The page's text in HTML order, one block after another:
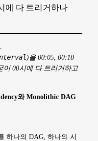
에 다 트리거하나
)을 00:05, 00:10
이 00시에 다 트리거하고
와 Monolithic DAG
하나의 DAG, 하나의 시